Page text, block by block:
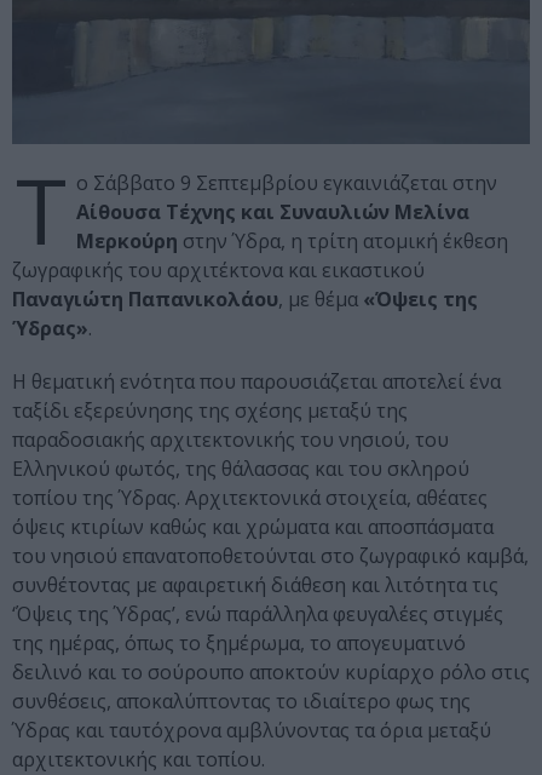
Τ ο Σάββατο 9 Σεπτεμβρίου εγκαινιάζεται στην
Αίθουσα Τέχνης και Συναυλιών Μελίνα
Μερκούρη στην Ύδρα, η τρίτη ατομική έκθεση
ζωγραφικής του αρχιτέκτονα και εικαστικού
Παναγιώτη Παπανικολάου, με θέμα «Όψεις της
Ύδρας».
Η θεματική ενότητα που παρουσιάζεται αποτελεί ένα
ταξίδι εξερεύνησης της σχέσης μεταξύ της
παραδοσιακής αρχιτεκτονικής του νησιού, του
Ελληνικού φωτός, της θάλασσας και του σκληρού
τοπίου της Ύδρας. Αρχιτεκτονικά στοιχεία, αθέατες
όψεις κτιρίων καθώς και χρώματα και αποσπάσματα
του νησιού επανατοποθετούνται στο ζωγραφικό καμβά,
συνθέτοντας με αφαιρετική διάθεση και λιτότητα τις
‘Όψεις της Ύδρας’, ενώ παράλληλα φευγαλέες στιγμές
της ημέρας, όπως το ξημέρωμα, το απογευματινό
δειλινό και το σούρουπο αποκτούν κυρίαρχο ρόλο στις
συνθέσεις, αποκαλύπτοντας το ιδιαίτερο φως της
Ύδρας και ταυτόχρoνα αμβλύνοντας τα όρια μεταξύ
αρχιτεκτονικής και τοπίου.